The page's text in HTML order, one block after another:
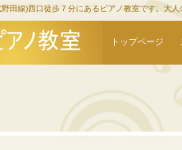
田線)西口徒歩７分にあるピアノ教室です。大
トップページ